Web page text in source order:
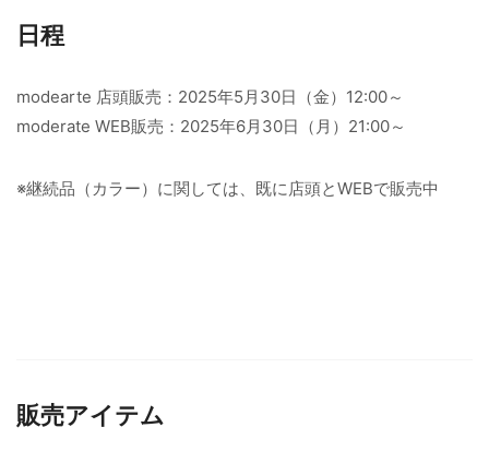
日程
modearte 店頭販売：2025年5月30日（金）12:00～
moderate WEB販売：2025年6月30日（月）21:00～
※継続品（カラー）に関しては、既に店頭とWEBで販売中
販売アイテム